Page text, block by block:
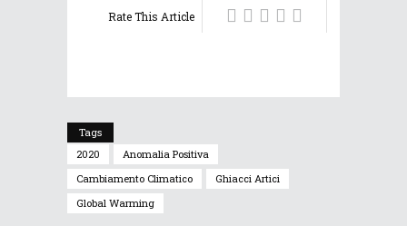
Rate This Article
Tags
2020
Anomalia Positiva
Cambiamento Climatico
Ghiacci Artici
Global Warming